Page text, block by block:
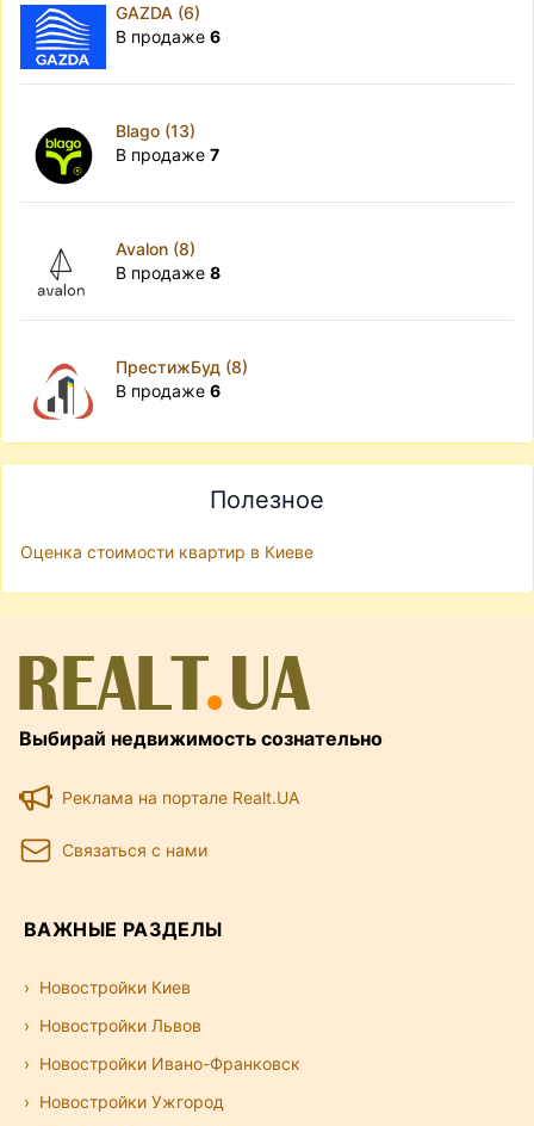
GAZDA (6)
В продаже 6
Blago (13)
В продаже 7
Avalon (8)
В продаже 8
ПрестижБуд (8)
В продаже 6
Полезное
Оценка стоимости квартир в Киеве
Выбирай недвижимость сознательно
Реклама на портале Realt.UA
Связаться с нами
ВАЖНЫЕ РАЗДЕЛЫ
Новостройки Киев
Новостройки Львов
Новостройки Ивано-Франковск
Новостройки Ужгород